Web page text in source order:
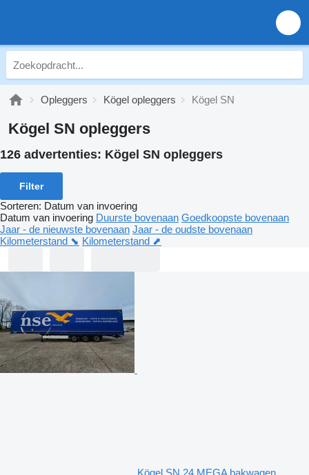
Opleggers Kögel opleggers Kögel SN
Kögel SN opleggers
126 advertenties: Kögel SN opleggers
Filter
Sorteren: Datum van invoering
Datum van invoering Duurste bovenaan Goedkoopste bovenaan
Jaar - de nieuwste bovenaan Jaar - de oudste bovenaan
Kilometerstand ⬊ Kilometerstand ⬈
Kögel SN 24 MEGA bakwagen